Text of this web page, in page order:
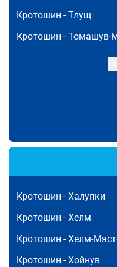
Кротошин -Тлущ
Кротошин -Томашув-
Кротошин -Халупки
Кротошин -Хелм
Кротошин -Хелм-
Кротошин -Хойнув